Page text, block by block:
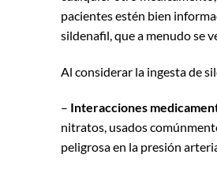
pacientes estén bien
sildenafil, que a menudo se
Al considerar la ingesta de
– Interacciones
nitratos, usados
peligrosa en la presión